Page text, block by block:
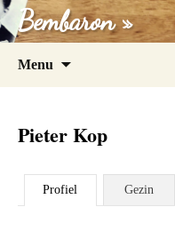
Bembaron »
Menu
Pieter Kop
Profiel Gezin